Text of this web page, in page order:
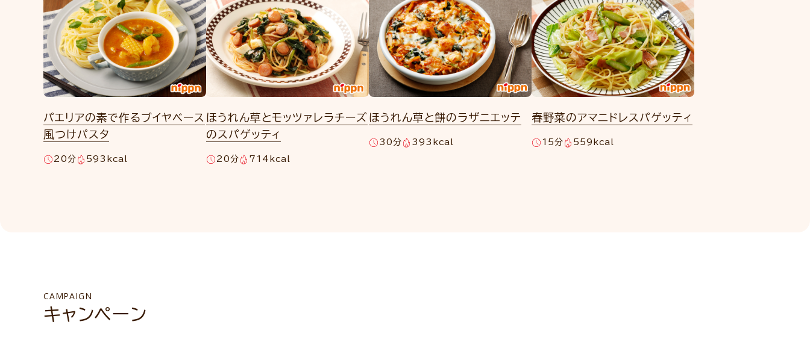
パエリアの素で作るブイヤベース
風つけパスタ
20分 593kcal
ほうれん草とモッツァレラチーズ
のスパゲッティ
20分 714kcal
ほうれん草と餅のラザニエッテ
30分 393kcal
春野菜のアマニドレスパゲッティ
15分 559kcal
CAMPAIGN
キャンペーン